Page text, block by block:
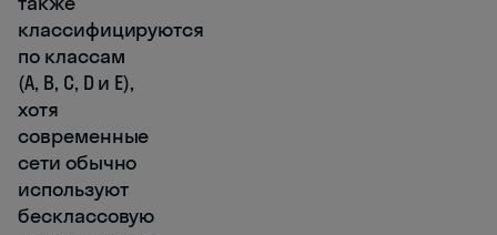
классифицируются
по классам
(A, B, C, D и E),
хотя
современные
сети обычно
используют
бесклассовую